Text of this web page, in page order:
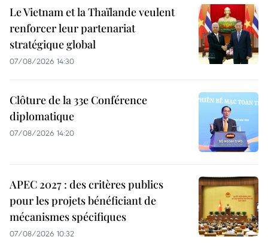
Le Vietnam et la Thaïlande veulent
renforcer leur partenariat
stratégique global
07/08/2026 14:30
Clôture de la 33e Conférence
diplomatique
07/08/2026 14:20
APEC 2027 : des critères publics
pour les projets bénéficiant de
mécanismes spécifiques
07/08/2026 10:32